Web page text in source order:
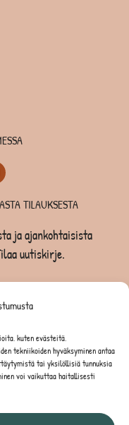
kuten evästeitä,
tekniikoiden hyväksyminen antaa
tai yksilöllisiä tunnuksia
voi vaikuttaa haitallisesti
TILAUKSESTA
ja ajankohtaisista
uutiskirje.